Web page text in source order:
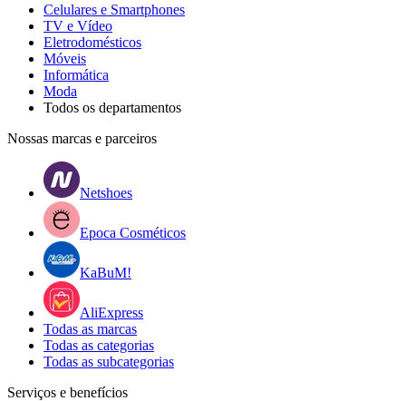
Celulares e Smartphones
TV e Vídeo
Eletrodomésticos
Móveis
Informática
Moda
Todos os departamentos
Nossas marcas e parceiros
Netshoes
Epoca Cosméticos
KaBuM!
AliExpress
Todas as marcas
Todas as categorias
Todas as subcategorias
Serviços e benefícios